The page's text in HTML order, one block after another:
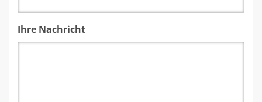
Ihre Nachricht